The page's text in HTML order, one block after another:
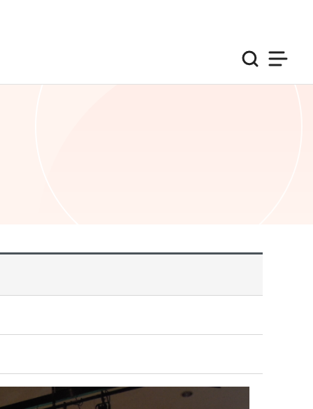
검색
사이트맵